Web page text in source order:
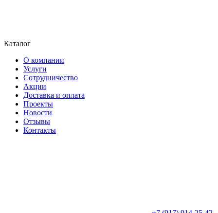
Каталог
О компании
Услуги
Сотрудничество
Акции
Доставка и оплата
Проекты
Новости
Отзывы
Контакты